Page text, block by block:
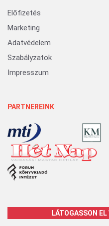
Előfizetés
Marketing
Adatvédelem
Szabályzatok
Impresszum
PARTNEREINK
LÁTOGASSON